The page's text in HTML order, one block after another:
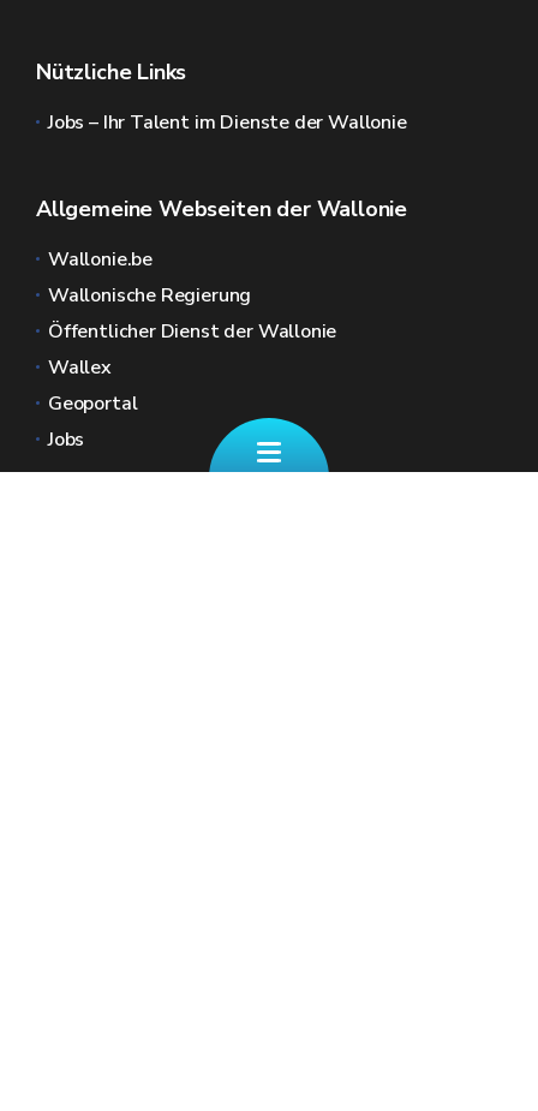
Nützliche Links
Jobs – Ihr Talent im Dienste der Wallonie
Allgemeine Webseiten der Wallonie
Wallonie.be
Wallonische Regierung
Öffentlicher Dienst der Wallonie
Wallex
Geoportal
Jobs